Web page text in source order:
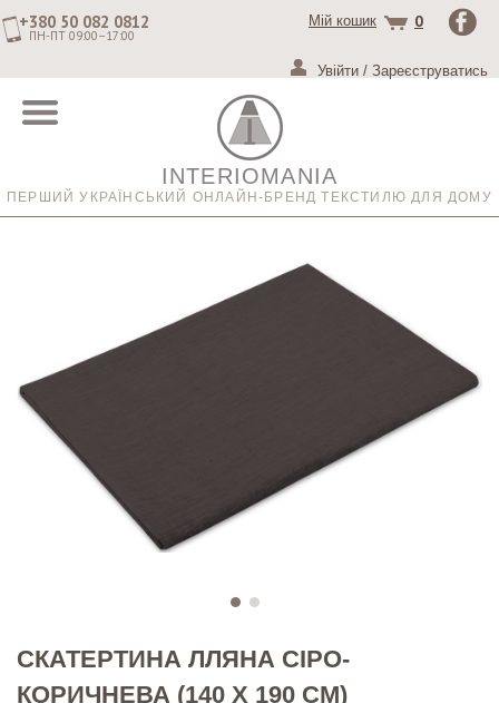
+380 50 082 0812
ПН-ПТ 09:00–17:00
Мій кошик 0
Увійти / Зареєструватись
INTERIOMANIA
ПЕРШИЙ УКРАЇНСЬКИЙ ОНЛАЙН-БРЕНД ТЕКСТИЛЮ ДЛЯ ДОМУ
СКАТЕРТИНА ЛЛЯНА СІРО-
КОРИЧНЕВА (140 Х 190 СМ)